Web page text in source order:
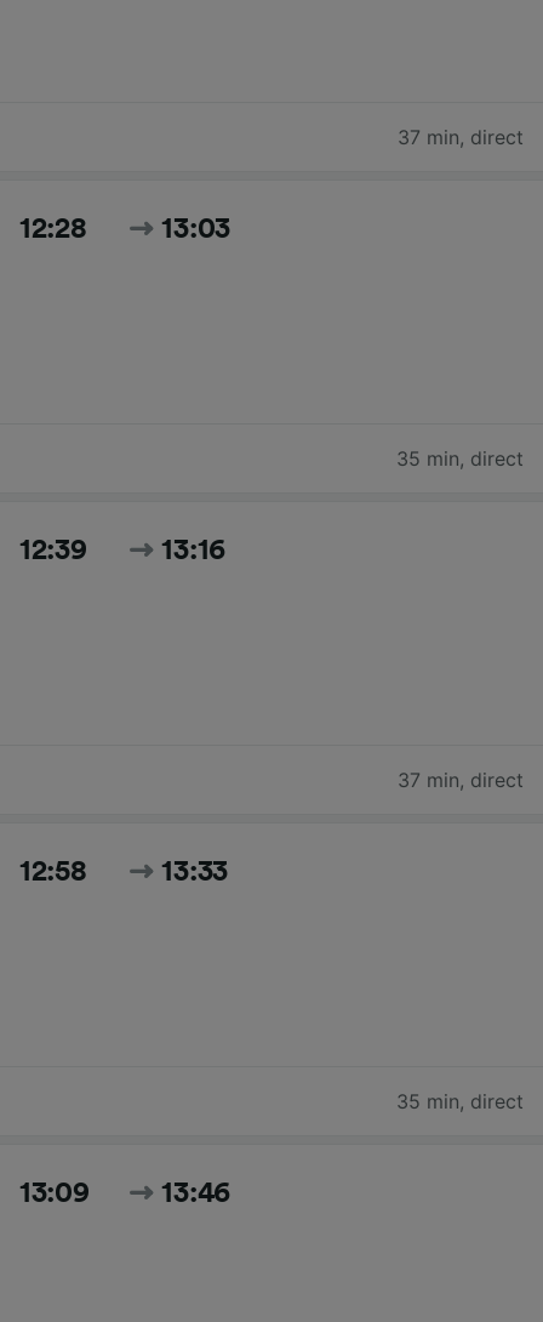
37 min, direct
12:28 13:03
35 min, direct
12:39 13:16
37 min, direct
12:58 13:33
35 min, direct
13:09 13:46